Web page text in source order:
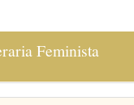
Feminista